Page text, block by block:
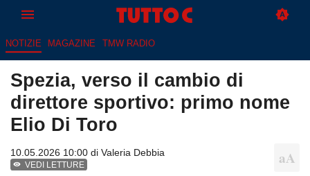
NOTIZIE MAGAZINE TMW RADIO
Spezia, verso il cambio di
direttore sportivo: primo nome
Elio Di Toro
10.05.2026 10:00 di Valeria Debbia
VEDI LETTURE